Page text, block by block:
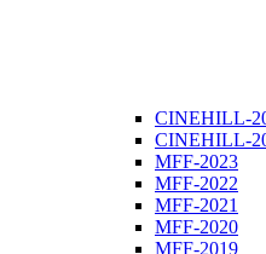
CINEHILL-
CINEHILL-
MFF-2023
MFF-2022
MFF-2021
MFF-2020
MFF-2019